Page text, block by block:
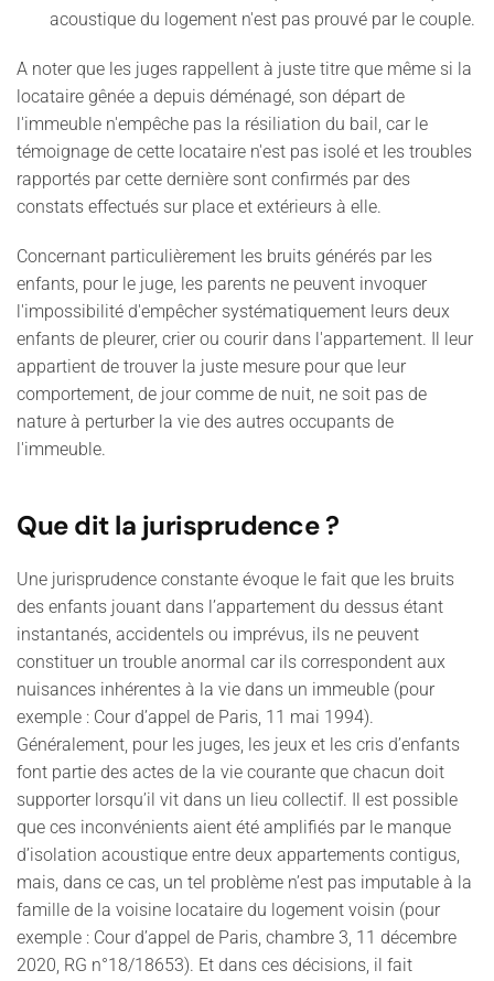
acoustique du logement n'est pas prouvé par le couple.
A noter que les juges rappellent à juste titre que même si la
locataire gênée a depuis déménagé, son départ de
l'immeuble n'empêche pas la résiliation du bail, car le
témoignage de cette locataire n'est pas isolé et les troubles
rapportés par cette dernière sont confirmés par des
constats effectués sur place et extérieurs à elle.
Concernant particulièrement les bruits générés par les
enfants, pour le juge, les parents ne peuvent invoquer
l'impossibilité d'empêcher systématiquement leurs deux
enfants de pleurer, crier ou courir dans l'appartement. Il leur
appartient de trouver la juste mesure pour que leur
comportement, de jour comme de nuit, ne soit pas de
nature à perturber la vie des autres occupants de
l'immeuble.
Que dit la jurisprudence ?
Une jurisprudence constante évoque le fait que les bruits
des enfants jouant dans l’appartement du dessus étant
instantanés, accidentels ou imprévus, ils ne peuvent
constituer un trouble anormal car ils correspondent aux
nuisances inhérentes à la vie dans un immeuble (pour
exemple : Cour d’appel de Paris, 11 mai 1994).
Généralement, pour les juges, les jeux et les cris d’enfants
font partie des actes de la vie courante que chacun doit
supporter lorsqu’il vit dans un lieu collectif. Il est possible
que ces inconvénients aient été amplifiés par le manque
d’isolation acoustique entre deux appartements contigus,
mais, dans ce cas, un tel problème n’est pas imputable à la
famille de la voisine locataire du logement voisin (pour
exemple : Cour d’appel de Paris, chambre 3, 11 décembre
2020, RG n°18/18653). Et dans ces décisions, il fait